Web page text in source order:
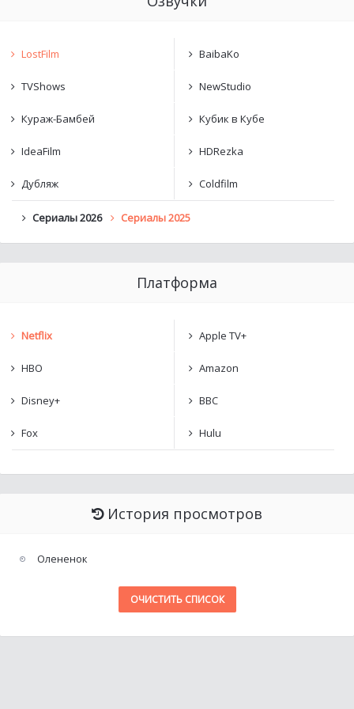
LostFilm BaibaKo
TVShows NewStudio
Кураж-Бамбей Кубик в Кубе
IdeaFilm HDRezka
Дубляж Coldfilm
Сериалы 2026 Сериалы 2025
Платформа
Netflix Apple TV+
HBO Amazon
Disney+ BBC
Fox Hulu
История просмотров
Олененок
ОЧИСТИТЬ СПИСОК